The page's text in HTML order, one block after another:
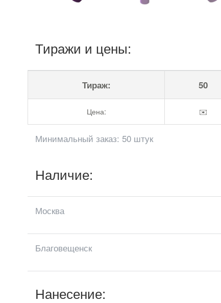
Тиражи и цены:
Тираж: 50
Цена: ✉️
Минимальный заказ: 50 штук
Наличие:
Москва
Благовещенск
Нанесение: